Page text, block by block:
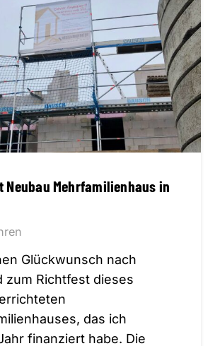
Neubau Mehrfamilienhaus in
Glückwunsch nach
zum Richtfest dieses
das ich
finanziert habe. Die